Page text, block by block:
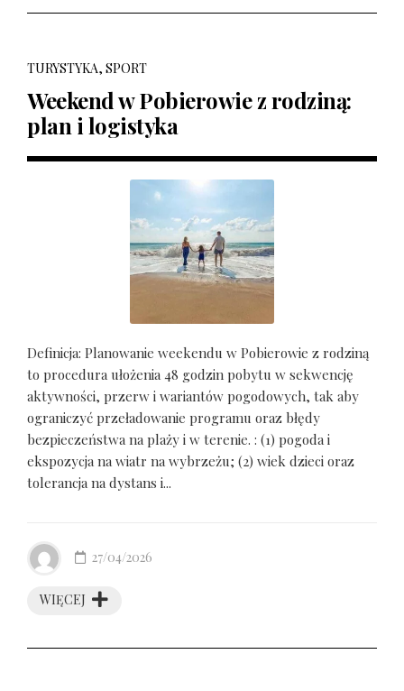
TURYSTYKA, SPORT
Weekend w Pobierowie z rodziną:
plan i logistyka
Definicja: Planowanie weekendu w Pobierowie z rodziną
to procedura ułożenia 48 godzin pobytu w sekwencję
aktywności, przerw i wariantów pogodowych, tak aby
ograniczyć przeładowanie programu oraz błędy
bezpieczeństwa na plaży i w terenie. : (1) pogoda i
ekspozycja na wiatr na wybrzeżu; (2) wiek dzieci oraz
tolerancja na dystans i...
WIĘCEJ
27/04/2026